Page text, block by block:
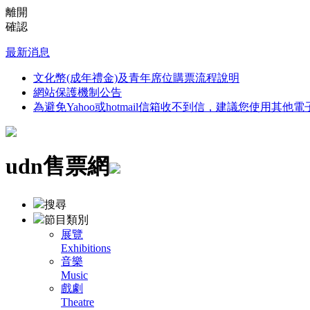
離開
確認
最新消息
文化幣(成年禮金)及青年席位購票流程說明
網站保護機制公告
為避免Yahoo或hotmail信箱收不到信，建議您使用其他電
udn售票網
搜尋
節目類別
展覽
Exhibitions
音樂
Music
戲劇
Theatre